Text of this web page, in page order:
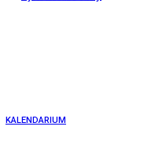
KALENDARIUM